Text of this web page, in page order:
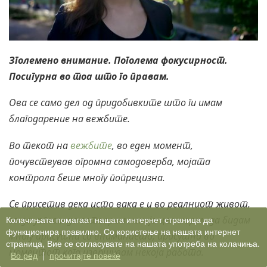
Зголемено внимание. Поголема фокусирност.
Посигурна во тоа што го правам.
Ова се само дел од придобивките што ги имам
благодарение на вежбите.
Во текот навежбите, во еден момент,
почувствував огромна самодоверба, мојата
контрола беше многу попрецизна.
Се присетив дека исто вака е и во реалниот живот,
за да успеам да остварам некоја цел морам да бидам
многу присутна со вниманието, присутна во
моментот кога извршувам некоја работа.
Колачињата помагаат нашата интернет страница да
функционира правилно. Со користење на нашата интернет
страница, Вие се согласувате на нашата употреба на колачиња.
Во ред | прочитајте повеќе